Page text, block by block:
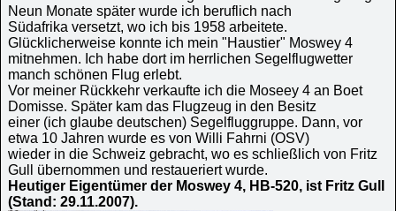
Neun Monate später wurde ich beruflich nach
Südafrika versetzt, wo ich bis 1958 arbeitete.
Glücklicherweise konnte ich mein "Haustier" Moswey 4
mitnehmen. Ich habe dort im herrlichen Segelflugwetter
manch schönen Flug erlebt.
Vor meiner Rückkehr verkaufte ich die Moseey 4 an Boet
Domisse. Später kam das Flugzeug in den Besitz
einer (ich glaube deutschen) Segelfluggruppe. Dann, vor
etwa 10 Jahren wurde es von Willi Fahrni (OSV)
wieder in die Schweiz gebracht, wo es schließlich von Fritz
Gull übernommen und restaueriert wurde.
Heutiger Eigentümer der Moswey 4, HB-520, ist Fritz Gull
(Stand: 29.11.2007).